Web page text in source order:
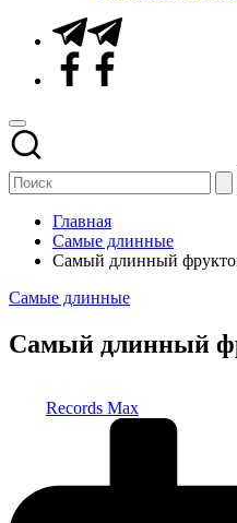
Telegram
Facebook
Главная
Самые длинные
Самый длинный
Опубликовано
Самые длинные
Самый длинный
Records Max